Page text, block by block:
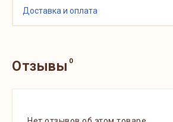
Доставка и оплата
Отзывы 0